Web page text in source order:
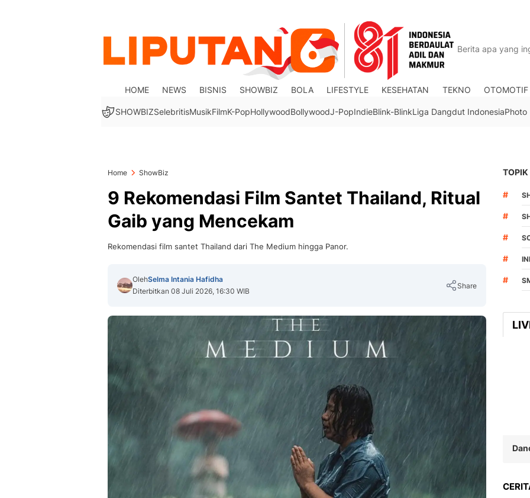
HOME NEWS BISNIS SHOWBIZ BOLA LIFESTYLE KESEHATAN TEKNO OTOMOTIF
SHOWBIZSelebritisMusikFilmK-PopHollywoodBollywoodJ-PopIndieBlink-BlinkLiga Dangdut IndonesiaPhoto
Home ShowBiz
9 Rekomendasi Film Santet Thailand, Ritual
Gaib yang Mencekam
Rekomendasi film santet Thailand dari The Medium hingga Panor.
OlehSelma Intania Hafidha
Diterbitkan 08 Juli 2026, 16:30 WIB
Share
TOPIK
#
#
#
#
#